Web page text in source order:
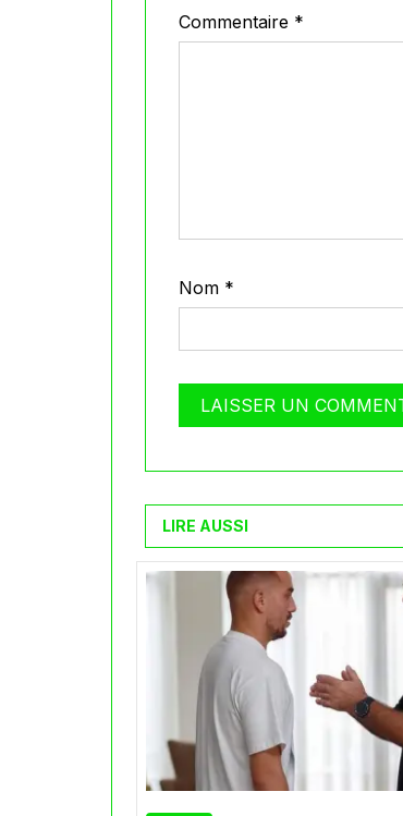
Commentaire *
Nom *
LIRE AUSSI